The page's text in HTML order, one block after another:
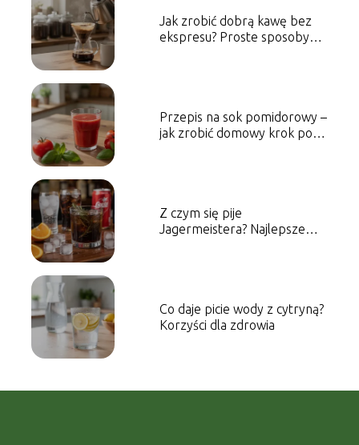
Jak zrobić dobrą kawę bez
ekspresu? Proste sposoby
Przepis na sok pomidorowy –
jak zrobić domowy krok po
Z czym się pije
Jagermeistera? Najlepsze
Co daje picie wody z cytryną?
Korzyści dla zdrowia